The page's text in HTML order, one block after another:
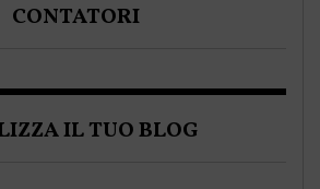
CONTATORI
IL TUO BLOG